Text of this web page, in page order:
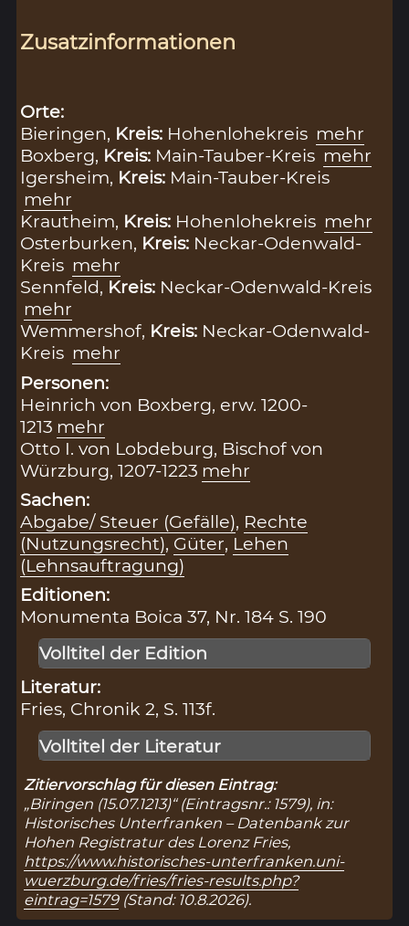
Zusatzinformationen
Orte:
Bieringen, Kreis: Hohenlohekreis mehr
Boxberg, Kreis: Main-Tauber-Kreis mehr
Igersheim, Kreis: Main-Tauber-Kreis
mehr
Krautheim, Kreis: Hohenlohekreis mehr
Osterburken, Kreis: Neckar-Odenwald-
Kreis mehr
Sennfeld, Kreis: Neckar-Odenwald-Kreis
mehr
Wemmershof, Kreis: Neckar-Odenwald-
Kreis mehr
Personen:
Heinrich von Boxberg, erw. 1200-
1213 mehr
Otto I. von Lobdeburg, Bischof von
Würzburg, 1207-1223 mehr
Sachen:
Abgabe/ Steuer (Gefälle), Rechte
(Nutzungsrecht), Güter, Lehen
(Lehnsauftragung)
Editionen:
Monumenta Boica 37, Nr. 184 S. 190
Volltitel der Edition
Literatur:
Fries, Chronik 2, S. 113f.
Volltitel der Literatur
Zitiervorschlag für diesen Eintrag:
„Biringen (15.07.1213)“ (Eintragsnr.: 1579), in:
Historisches Unterfranken – Datenbank zur
Hohen Registratur des Lorenz Fries,
https://www.historisches-unterfranken.uni-
wuerzburg.de/fries/fries-results.php?
eintrag=1579(Stand: 10.8.2026).